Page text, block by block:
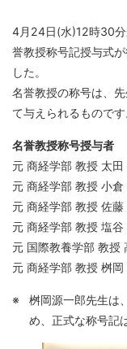
4月24日(水)12時30
誉教授称号記授与式
した。
名誉教授の称号は、
て与えられるものです
名誉教授称号授与者
元 商経学部 教授 太田
元 商経学部 教授 小倉
元 商経学部 教授 佐藤
元 商経学部 教授 塩谷
元 国際教養学部 教授
元 商経学部 教授 桝岡
※
桝岡源一郎先生は
め、正式な称号記